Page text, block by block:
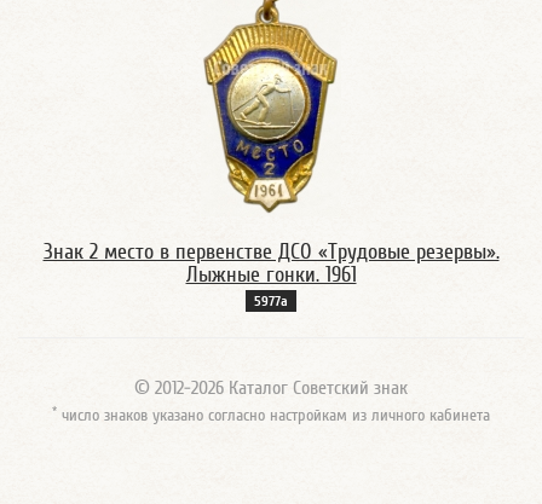
Знак 2 место в первенстве ДСО «Трудовые резервы».
Лыжные гонки. 1961
5977a
© 2012-2026 Каталог Советский знак
* число знаков указано согласно настройкам из личного кабинета